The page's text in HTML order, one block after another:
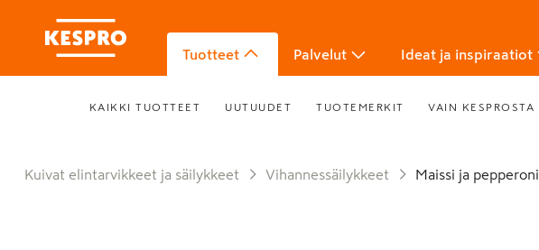
Tuotteet Palvelut Ideat ja inspiraatiot
KAIKKI TUOTTEET UUTUUDET TUOTEMERKIT VAIN KESPROSTA
Kuivat elintarvikkeet ja säilykkeet Vihannessäilykkeet Maissi ja pepperoni